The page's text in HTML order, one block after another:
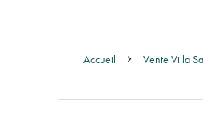
Accueil Vente Villa